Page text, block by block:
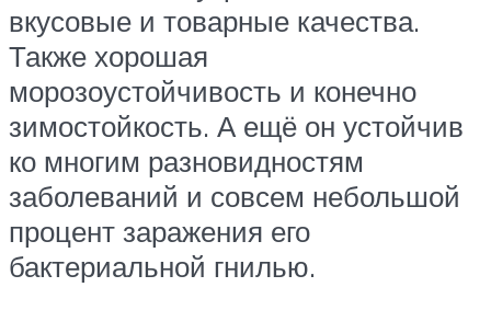
вкусовые и товарные качества.
Также хорошая
морозоустойчивость и конечно
зимостойкость. А ещё он устойчив
ко многим разновидностям
заболеваний и совсем небольшой
процент заражения его
бактериальной гнилью.